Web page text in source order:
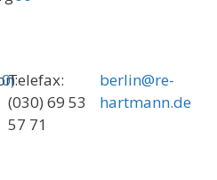
Telefax:
(030) 69 53
57 71
berlin@re-
hartmann.de